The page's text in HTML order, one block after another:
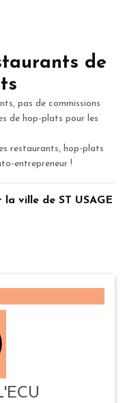
de
pas de commissions
de hop-plats pour les
restaurants, hop-plats
entrepreneur !
ville de ST USAGE